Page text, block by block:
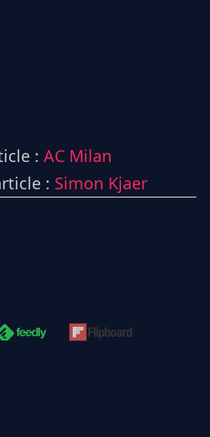
: AC Milan
: Simon Kjaer